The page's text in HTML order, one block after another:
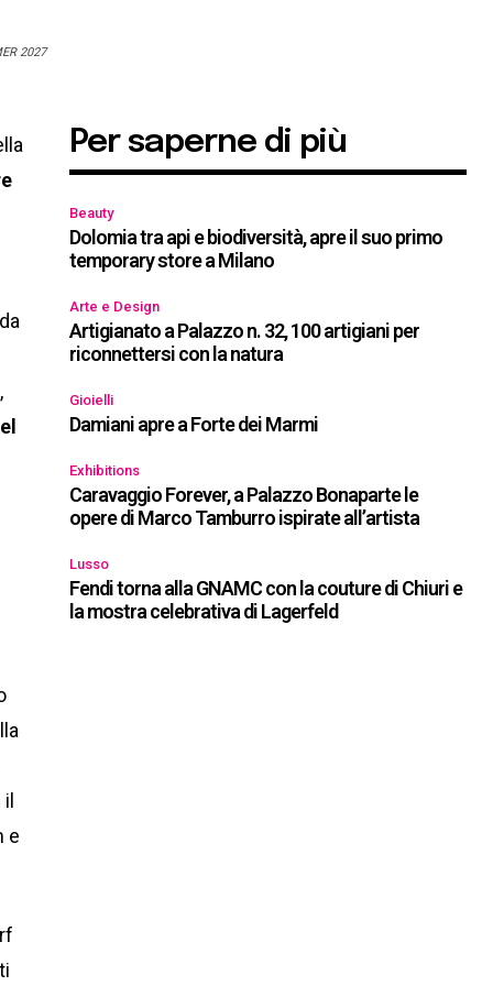
2027
il
e
Per saperne di più
Beauty
Dolomia tra api e biodiversità, apre il suo primo
temporary store a Milano
Arte e Design
Artigianato a Palazzo n. 32, 100 artigiani per
riconnettersi con la natura
Gioielli
Damiani apre a Forte dei Marmi
Exhibitions
Caravaggio Forever, a Palazzo Bonaparte le
opere di Marco Tamburro ispirate all’artista
Lusso
Fendi torna alla GNAMC con la couture di Chiuri e
la mostra celebrativa di Lagerfeld